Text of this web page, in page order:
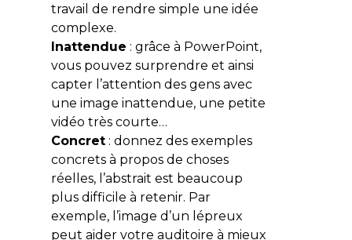
travail de rendre simple une idée
complexe.
Inattendue : grâce à PowerPoint,
vous pouvez surprendre et ainsi
capter l’attention des gens avec
une image inattendue, une petite
vidéo très courte…
Concret: donnez des exemples
concrets à propos de choses
réelles, l’abstrait est beaucoup
plus difficile à retenir. Par
exemple, l’image d’un lépreux
peut aider votre auditoire à mieux